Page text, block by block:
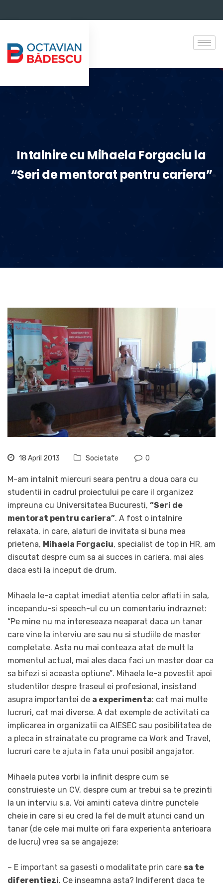
Intalnire cu Mihaela Forgaciu la
“Seri de mentorat pentru cariera”
18 April 2013 Societate 0
M-am intalnit miercuri seara pentru a doua oara cu
studentii in cadrul proiectului pe care il organizez
impreuna cu Universitatea Bucuresti, “Seri de
mentorat pentru cariera”. A fost o intalnire
relaxata, in care, alaturi de invitata si buna mea
prietena, Mihaela Forgaciu, specialist de top in HR, am
discutat despre cum sa ai succes in cariera, mai ales
daca esti la inceput de drum.
Mihaela le-a captat imediat atentia celor aflati in sala,
incepandu-si speech-ul cu un comentariu indraznet:
“Pe mine nu ma intereseaza neaparat daca un tanar
care vine la interviu are sau nu si studiile de master
completate. Asta nu mai conteaza atat de mult la
momentul actual, mai ales daca faci un master doar ca
sa bifezi si aceasta optiune”. Mihaela le-a povestit apoi
studentilor despre traseul ei profesional, insistand
asupra importantei de a experimenta: cat mai multe
lucruri, cat mai diverse. A dat exemple de activitati ca
implicarea in organizatii ca AIESEC sau posibilitatea de
a pleca in strainatate cu programe ca Work and Travel,
lucruri care te ajuta in fata unui posibil angajator.
Mihaela putea vorbi la infinit despre cum se
construieste un CV, despre cum ar trebui sa te prezinti
la un interviu s.a. Voi aminti cateva dintre punctele
cheie in care si eu cred la fel de mult atunci cand un
tanar (de cele mai multe ori fara experienta anterioara
de lucru) vrea sa se angajeze:
– E important sa gasesti o modalitate prin care sa te
diferentiezi. Ce inseamna asta? Indiferent daca te